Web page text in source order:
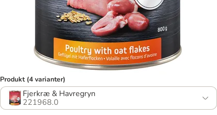
Produkt (4 varianter)
Fjerkræ & Havregryn
221968.0